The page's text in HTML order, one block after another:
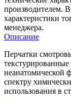
производителем.
характеристики
менеджера.
Описание
Перчатки
неанатомической
спектру
использования в